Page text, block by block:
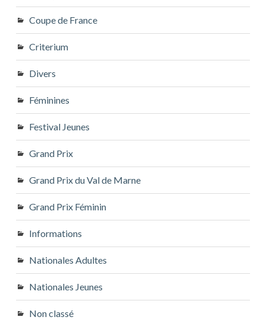
Coupe de France
Criterium
Divers
Féminines
Festival Jeunes
Grand Prix
Grand Prix du Val de Marne
Grand Prix Féminin
Informations
Nationales Adultes
Nationales Jeunes
Non classé